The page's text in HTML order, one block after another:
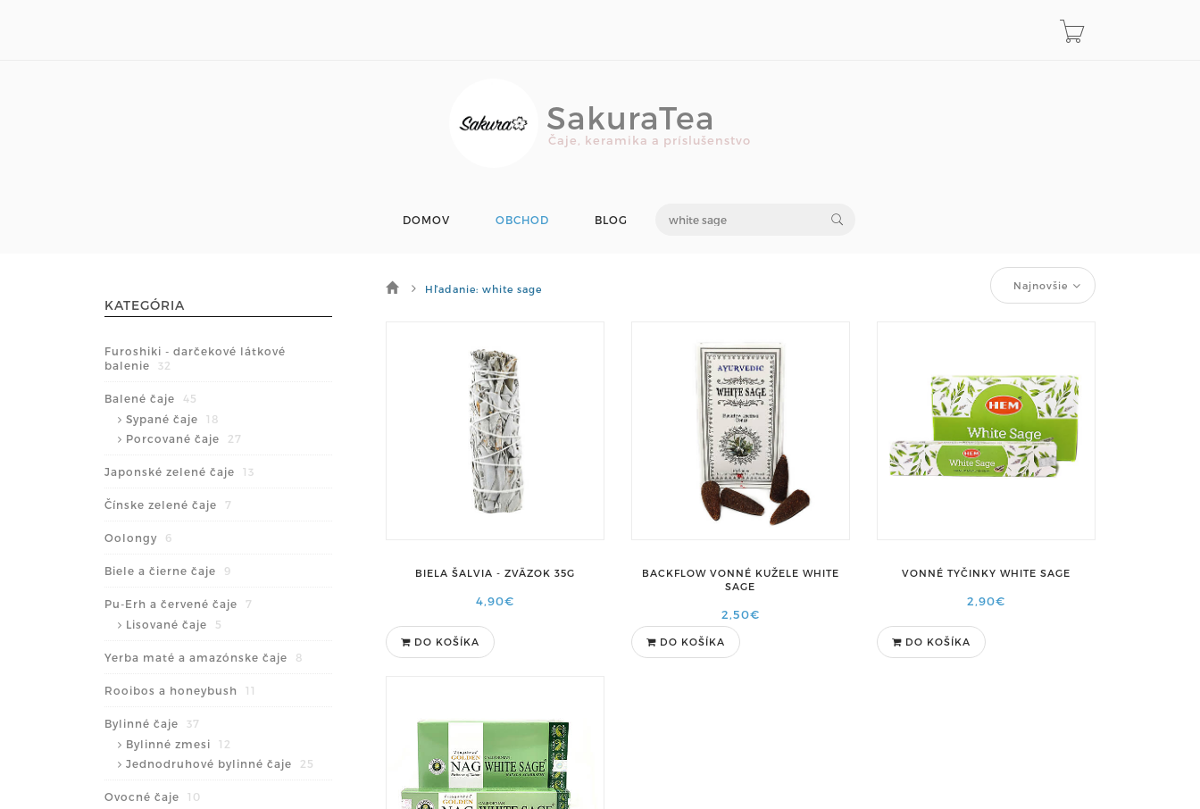
SakuraTea
Čaje, keramika a príslušenstvo
DOMOV OBCHOD BLOG
KATEGÓRIA
Furoshiki - darčekové látkové
balenie
32
Balené čaje
45
Sypané čaje
18
Porcované čaje
27
Japonské zelené čaje 13
Čínske zelené čaje 7
Oolongy 6
Biele a čierne čaje 9
Pu-Erh a červené čaje
7
Lisované čaje
5
Yerba maté a amazónske čaje 8
Rooibos a honeybush 11
Bylinné čaje
37
Bylinné zmesi
12
Jednodruhové bylinné čaje
25
Ovocné čaje 10
Hľadanie: white sage Najnovšie
BIELA ŠALVIA - ZVÄZOK 35G
4,90€
DO KOŠÍKA
BACKFLOW VONNÉ KUŽELE WHITE
SAGE
2,50€
DO KOŠÍKA
VONNÉ TYČINKY WHITE SAGE
2,90€
DO KOŠÍKA